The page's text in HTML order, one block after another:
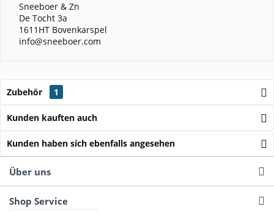
Sneeboer & Zn
De Tocht 3a
1611HT Bovenkarspel
info@sneeboer.com
Zubehör 1
Kunden kauften auch
Kunden haben sich ebenfalls angesehen
Über uns
Shop Service